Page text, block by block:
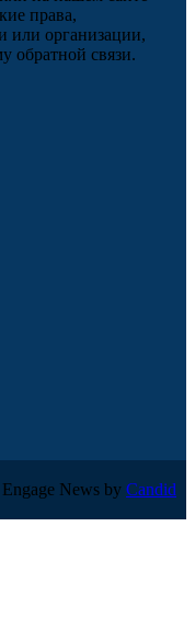
права,
организации,
обратной связи.
News by Candid